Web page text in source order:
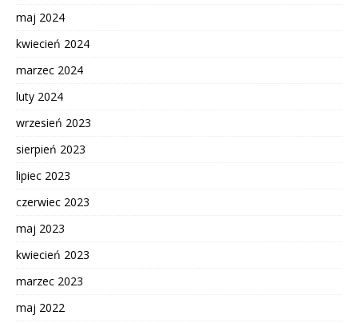
maj 2024
kwiecień 2024
marzec 2024
luty 2024
wrzesień 2023
sierpień 2023
lipiec 2023
czerwiec 2023
maj 2023
kwiecień 2023
marzec 2023
maj 2022